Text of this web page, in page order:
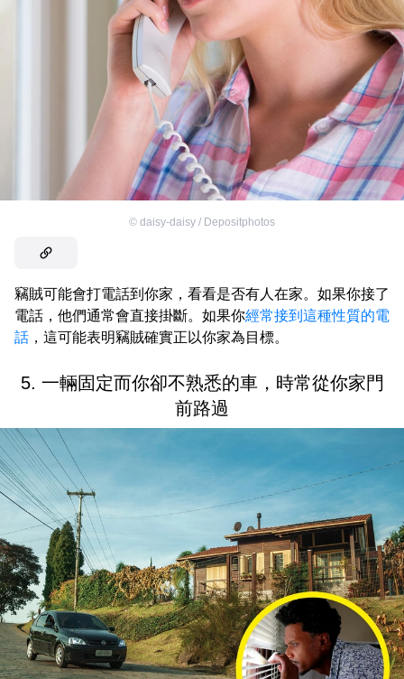
© daisy-daisy / Depositphotos
竊賊可能會打電話到你家，看看是否有人在家。如果你接了
電話，他們通常會直接掛斷。如果你經常接到這種性質的電
話 ，這可能表明竊賊確實正以你家為目標。
5. 一輛固定而你卻不熟悉的車，時常從你家門
前路過